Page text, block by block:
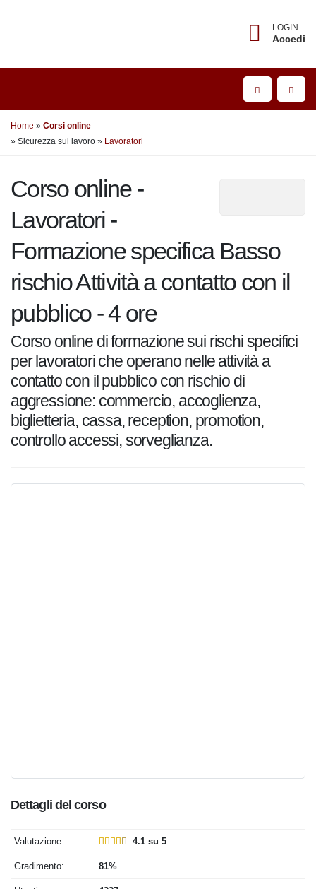
LOGIN
Accedi
Home
Corsi online
» Sicurezza sul lavoro» Lavoratori
Corso online -
Lavoratori -
Formazione specifica Basso
rischio Attività a contatto con
il pubblico - 4 ore
Corso online di formazione sui rischi
specifici per lavoratori che operano nelle
attività a contatto con il pubblico con rischio
di aggressione: commercio, accoglienza,
biglietteria, cassa, reception, promotion,
controllo accessi, sorveglianza.
Dettagli del corso
Valutazione:
4.1 su 5
Gradimento:
81%